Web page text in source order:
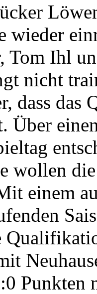
wieder
Tom Ihl
nicht
dass das
Über
wollen
einem
Punkten